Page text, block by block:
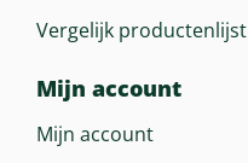
Gewicht (droog)
221 Kg
Vergelijk productenlijst
Mijn account
Mijn account